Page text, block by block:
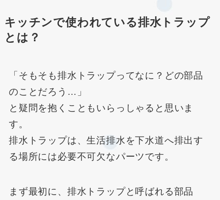
キッチンで使われている排水トラップ
とは？
「そもそも排水トラップってなに？どの部品
のことだろう…」
と疑問を抱くこともいらっしゃると思いま
す。
排水トラップは、生活排水を下水道へ排出す
る場所には必要不可欠なパーツです。
まず最初に、排水トラップと呼ばれる部品